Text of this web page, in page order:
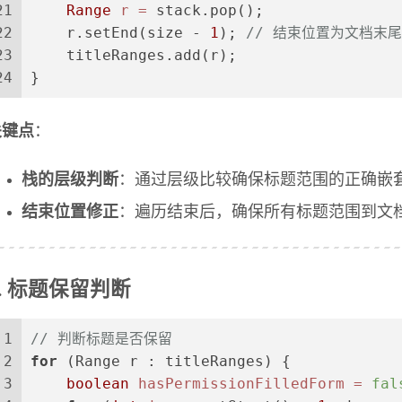
Range
r = stack.pop();
    r.setEnd(size -
1 ); // 结束位置为文档末尾
    titleRanges.add(r);
}
点：
栈的层级判断：通过层级比较确保标题范围的正确嵌
结束位置修正：遍历结束后，确保所有标题范围到文
标题保留判断
1
2
3
// 判断标题是否保留
for (Range r : titleRanges) {
boolean
hasPermissionFilledForm =